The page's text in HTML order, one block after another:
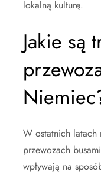
lokalną kulturę.
Jakie są
W ostatnich latach
przewozach
wpływają na